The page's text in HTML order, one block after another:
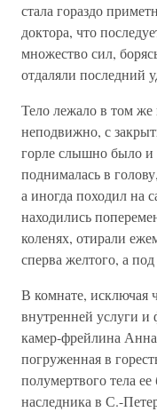
стала гораздо
доктора, что
множество сил,
отдаляли последний
Тело лежало в том
неподвижно, с
горле слышно было и
поднималась в
а иногда походил на
находились
коленях, отирали
сперва желтого, а
В комнате, исключая
внутренней услуги и
камер-фрейлина
погруженная в
полумертвого тела
наследника в С.-